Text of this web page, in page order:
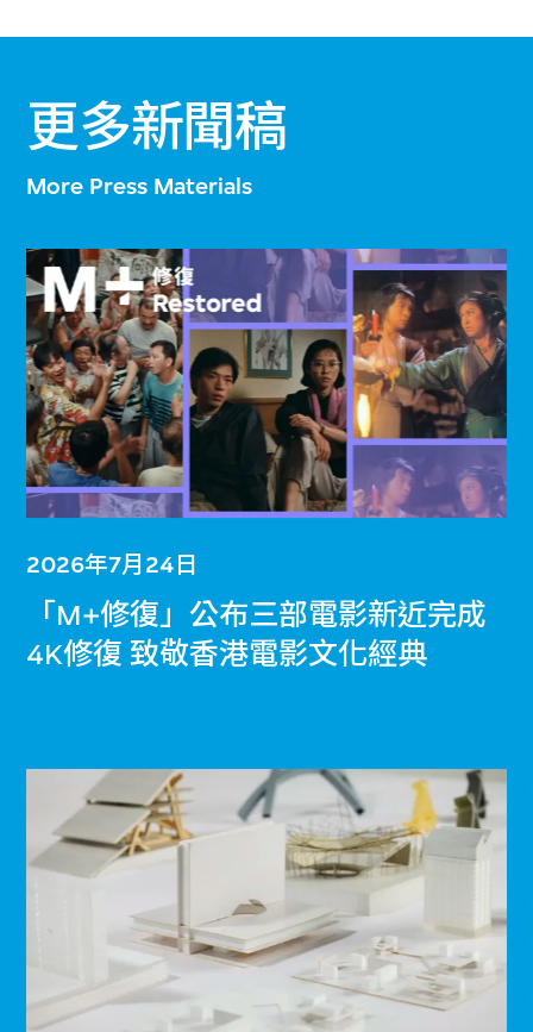
更多新聞稿
More Press Materials
2026年7月24日
「M+修復」公布三部電影新近完成
4K修復 致敬香港電影文化經典